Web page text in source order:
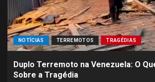
NOTÍCIAS TERREMOTOS TRAGÉDIAS
Duplo Terremoto na Venezuela: O
Sobre a Tragédia